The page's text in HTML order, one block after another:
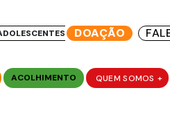
DOAÇÃO
ACOLHIMENTO QUEM SOMOS +